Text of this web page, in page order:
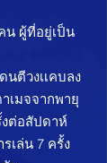
น ผู้ที่อยู่เป็น
นตีวงเเคบลง
เมจจากพายุ
งต่อสัปดาห์
รเล่น 7 ครั้ง